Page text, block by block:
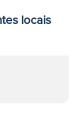
locais